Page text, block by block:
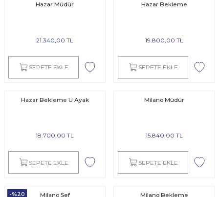
Hazar Müdür
21.340,00 TL
SEPETE EKLE
Hazar Bekleme
19.800,00 TL
SEPETE EKLE
Hazar Bekleme U Ayak
18.700,00 TL
SEPETE EKLE
Milano Müdür
15.840,00 TL
SEPETE EKLE
-%20 Milano Şef Milano Bekleme